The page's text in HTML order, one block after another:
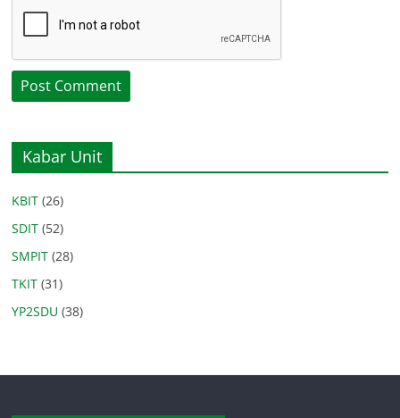
Kabar Unit
KBIT (26)
SDIT (52)
SMPIT (28)
TKIT (31)
YP2SDU (38)